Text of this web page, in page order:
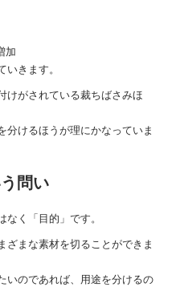
加
いきます。
けがされている裁ちばさみほ
分けるほうが理にかなっていま
問い
なく「目的」です。
ざまな素材を切ることができま
いのであれば、用途を分けるの